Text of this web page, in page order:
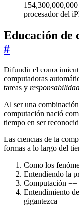
154,300,000,000
procesador del
Educación de
#
Difundir el
computadoras
tareas y
Al ser una
computación nació
tiempo en ser
Las ciencias de la
formas a lo largo del
Como los
Entendiendo la
Computación
Entendimiento
gigantezca